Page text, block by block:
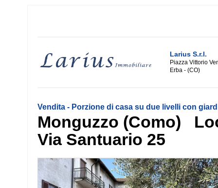
Larius S.r.l.
Piazza Vittorio
Erba - (CO)
Vendita - Porzione di casa su due livelli con
Monguzzo (Como)
Via Santuario 25